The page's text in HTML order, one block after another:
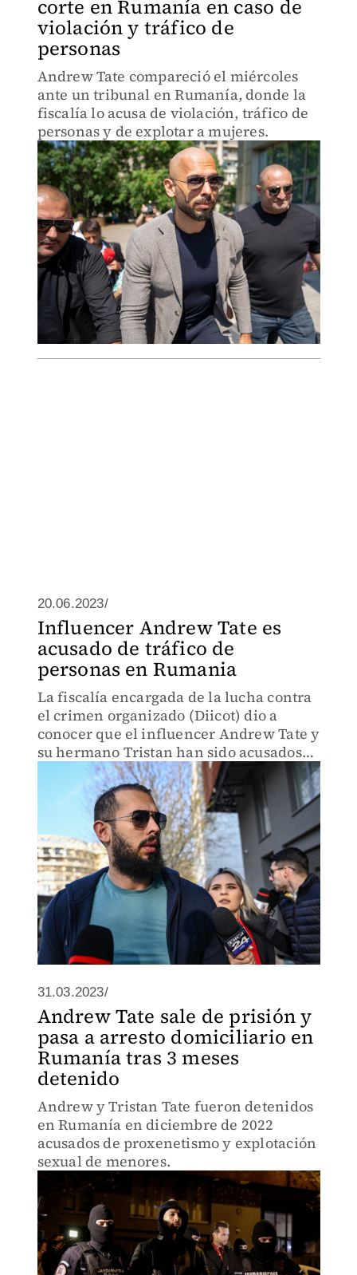
corte en Rumanía en caso de
violación y tráfico de
personas
Andrew Tate compareció el miércoles
ante un tribunal en Rumanía, donde la
fiscalía lo acusa de violación, tráfico de
personas y de explotar a mujeres.
20.06.2023/
Influencer Andrew Tate es
acusado de tráfico de
personas en Rumania
La fiscalía encargada de la lucha contra
el crimen organizado (Diicot) dio a
conocer que el influencer Andrew Tate y
su hermano Tristan han sido acusados
de tráfico de seres humanos.
31.03.2023/
Andrew Tate sale de prisión y
pasa a arresto domiciliario en
Rumanía tras 3 meses
detenido
Andrew y Tristan Tate fueron detenidos
en Rumanía en diciembre de 2022
acusados de proxenetismo y explotación
sexual de menores.